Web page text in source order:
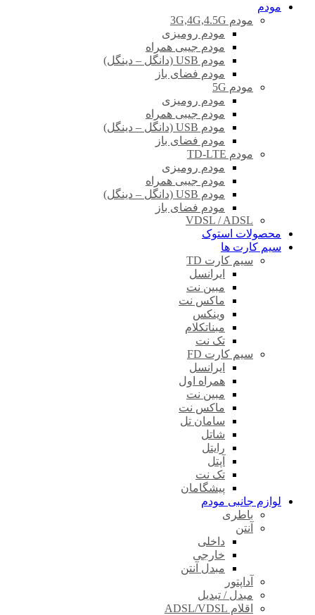
مودم
مودم 3G,4G,4.5G
مودم رومیزی
مودم جیبی همراه
مودم USB (دانگل – دینگل)
مودم فضای باز
مودم 5G
مودم رومیزی
مودم جیبی همراه
مودم USB (دانگل – دینگل)
مودم فضای باز
مودم TD-LTE
مودم رومیزی
مودم جیبی همراه
مودم USB (دانگل – دینگل)
مودم فضای باز
VDSL / ADSL
محصولات استوک
سیم کارت ها
سیم کارت TD
ایرانسل
مبین نت
ماکس نت
وینکس
مبناتکلام
تک نت
سیم کارت FD
ایرانسل
همراه اول
مبین نت
ماکس نت
سامان تل
شاتل
رایتل
آپتل
تک نت
پیشگامان
لوازم جانبی مودم
باطری
آنتن
داخلی
خارجی
مبدل آنتن
آداپتور
مبدل / تبدیل
اقلام ADSL/VDSL